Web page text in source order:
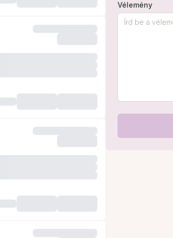
Vélemény